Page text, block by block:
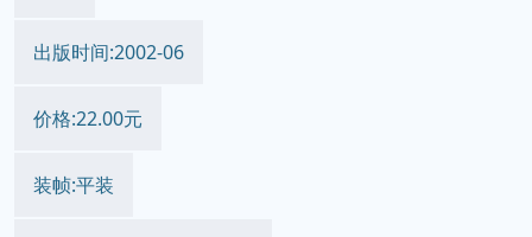
出版时间:2002-06
价格:22.00元
装帧:平装